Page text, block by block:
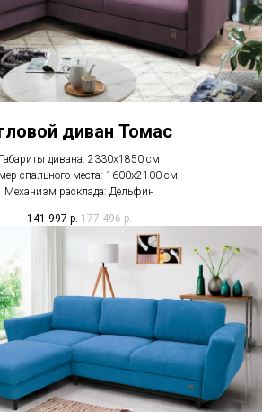
диван Томас
Габариты дивана: 2330х1850 см
спального места: 1600х2100 см
Механизм расклада: Дельфин
141 997 р. 177 496 р.